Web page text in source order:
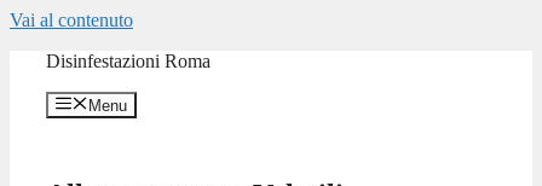
Vai al contenuto
Disinfestazioni Roma
Menu